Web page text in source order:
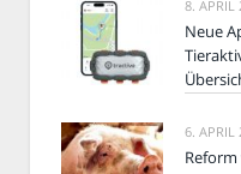
8. APRIL
Neue
6. APRIL